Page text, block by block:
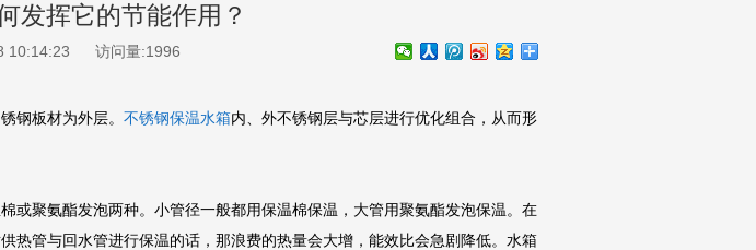
发挥它的节能作用？
10:14:23 访问量:1996
钢板材为外层。 不锈钢保温水箱内、外不锈钢层与芯层进行优化组合，从而形
或聚氨酯发泡两种。小管径一般都用保温棉保温，大管用聚氨酯发泡保温。在
热管与回水管进行保温的话，那浪费的热量会大增，能效比会急剧降低。水箱